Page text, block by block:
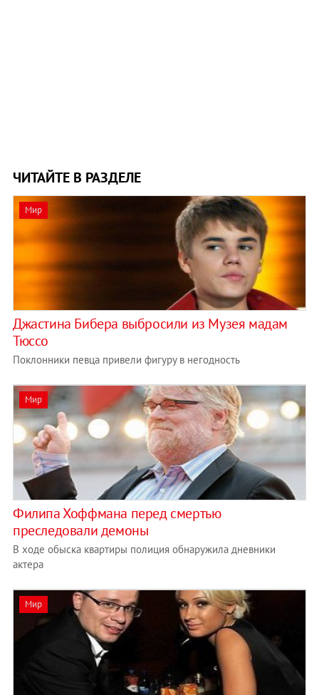
ЧИТАЙТЕ В РАЗДЕЛЕ
Мир
Джастина Бибера выбросили из Музея мадам
Тюссо
Поклонники певца привели фигуру в негодность
Мир
Филипа Хоффмана перед смертью
преследовали демоны
В ходе обыска квартиры полиция обнаружила дневники
актера
Мир